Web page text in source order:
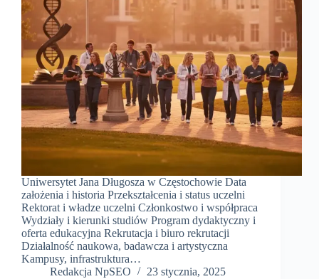
Uniwersytet Jana Długosza w Częstochowie Data
założenia i historia Przekształcenia i status uczelni
Rektorat i władze uczelni Członkostwo i współpraca
Wydziały i kierunki studiów Program dydaktyczny i
oferta edukacyjna Rekrutacja i biuro rekrutacji
Działalność naukowa, badawcza i artystyczna
Kampusy, infrastruktura…
Redakcja NpSEO
23 stycznia, 2025